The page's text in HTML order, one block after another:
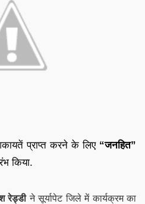
प्राप्त करने के लिए “जनहित”
किया.
रेड्डीने सूर्यापेट जिले में कार्यक्रम का